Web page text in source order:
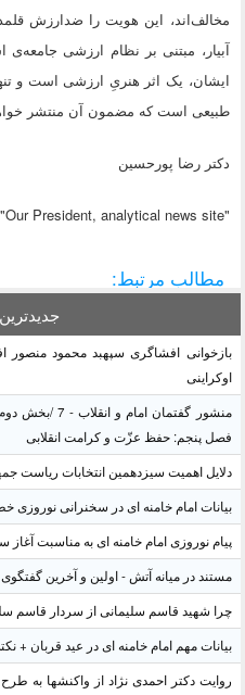
مخالف‌اند، این هویت را ضدارزش
آبیار، مبتنی بر نظام ارزشی
ایشان، یک اثر هنریِ ارزشی است و
طبیعی است که مضمون آن منتشر
دكتر رضا پورحسین
"Our President, analytical news site"
مطالب مرتبط:
جدیدترین
بازخوانی افشاگری سپهبد محمود منصور
اوکراینی
فصل پنجم: حفظ عزّت و کرامت انقلابی
دلایل اهمیت سیزدهمین انتخابات ریاست
بیانات امام خامنه ای در سخنرانی
پیام نوروزی امام خامنه ای به مناسبت آغاز سال
مستند در میانه آتش - اولین و آخرین
چرا شهید قاسم سلیمانی از سردار قاسم
بیانات مهم امام خامنه ای در عید قربان +
روایت دکتر احمدی نژاد از واکنشها به